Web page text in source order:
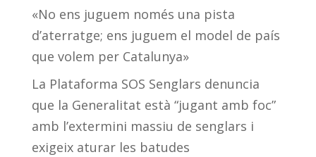
«No ens juguem només una pista
d’aterratge; ens juguem el model de país
que volem per Catalunya»
La Plataforma SOS Senglars denuncia
que la Generalitat està “jugant amb foc”
amb l’extermini massiu de senglars i
exigeix aturar les batudes